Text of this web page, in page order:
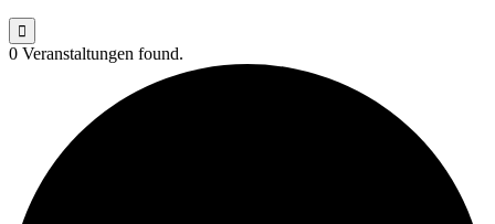

0 Veranstaltungen found.